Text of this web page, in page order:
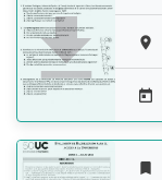
 

